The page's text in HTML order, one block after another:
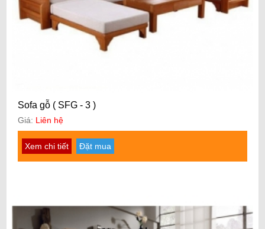
Sofa gỗ ( SFG - 3 )
Giá: Liên hệ
Xem chi tiết Đặt mua